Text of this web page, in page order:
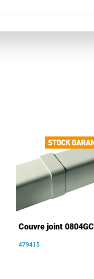
Couvre joint 0804GC
479415